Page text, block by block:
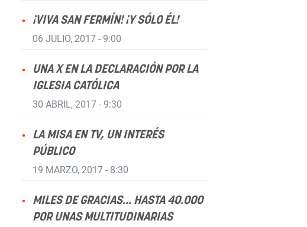
¡VIVA SAN FERMÍN! ¡Y SÓLO ÉL!
06 JULIO, 2017 - 9:00
UNA X EN LA DECLARACIÓN POR LA
IGLESIA CATÓLICA
30 ABRIL, 2017 - 9:30
LA MISA EN TV, UN INTERÉS
PÚBLICO
19 MARZO, 2017 - 8:30
MILES DE GRACIAS... HASTA 40.000
POR UNAS MULTITUDINARIAS